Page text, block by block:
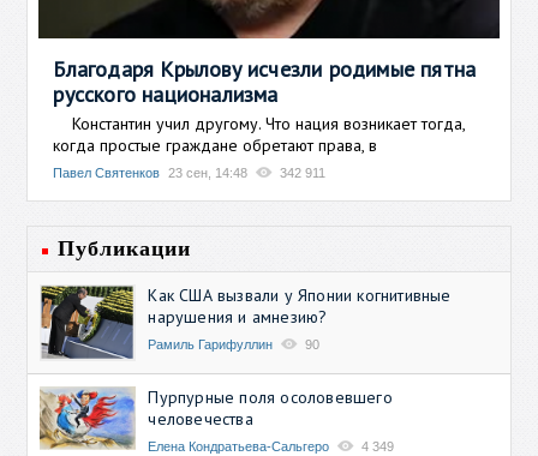
Благодаря Крылову исчезли родимые пятна
русского национализма
Константин учил другому. Что нация возникает тогда,
когда простые граждане обретают права, в
Павел Святенков 23 сен, 14:48 342 911
Публикации
Как США вызвали у Японии когнитивные
нарушения и амнезию?
Рамиль Гарифуллин 90
Пурпурные поля осоловевшего
человечества
Елена Кондратьева-Сальгеро 4 349